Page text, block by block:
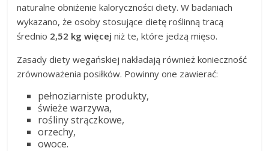
naturalne obniżenie kaloryczności diety. W badaniach
wykazano, że osoby stosujące dietę roślinną tracą
średnio 2,52 kg więcej niż te, które jedzą mięso.
Zasady diety wegańskiej nakładają również konieczność
zrównoważenia posiłków. Powinny one zawierać:
pełnoziarniste produkty,
świeże warzywa,
rośliny strączkowe,
orzechy,
owoce.